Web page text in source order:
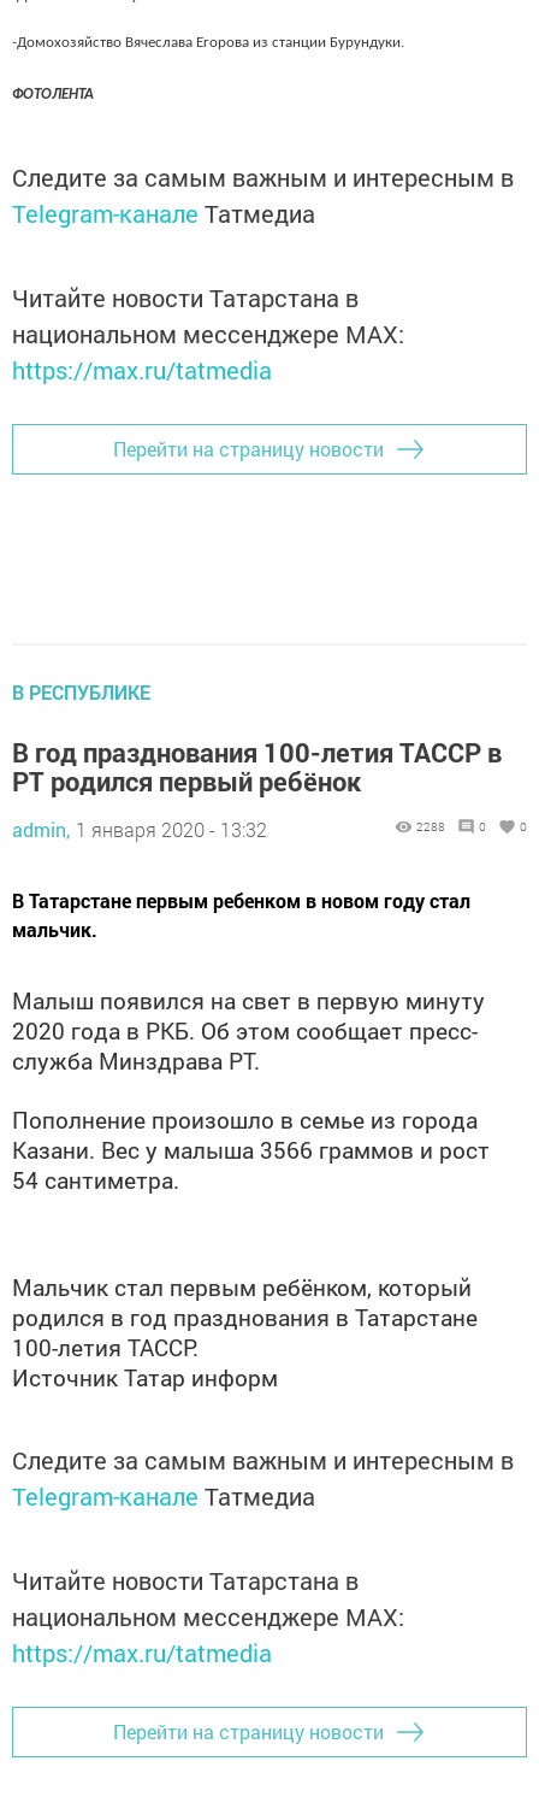
-Домохозяйство Вячеслава Егорова из станции Бурундуки.
ФОТОЛЕНТА
Следите за самым важным и интересным в
Telegram-канале Татмедиа
Читайте новости Татарстана в
национальном мессенджере MАХ:
https://max.ru/tatmedia
Перейти на страницу новости
В РЕСПУБЛИКЕ
В год празднования 100-летия ТАССР в
РТ родился первый ребёнок
admin, 1 января 2020 - 13:32 2288 0 0
В Татарстане первым ребенком в новом году стал
мальчик.
Малыш появился на свет в первую минуту
2020 года в РКБ. Об этом сообщает пресс-
служба Минздрава РТ.
Пополнение произошло в семье из города
Казани. Вес у малыша 3566 граммов и рост
54 сантиметра.
Мальчик стал первым ребёнком, который
родился в год празднования в Татарстане
100-летия ТАССР.
Источник Татар информ
Следите за самым важным и интересным в
Telegram-канале Татмедиа
Читайте новости Татарстана в
национальном мессенджере MАХ:
https://max.ru/tatmedia
Перейти на страницу новости